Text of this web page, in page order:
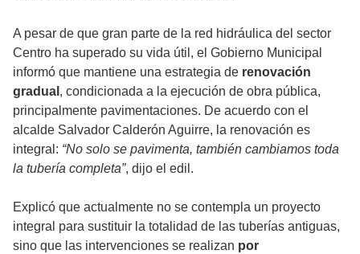
A pesar de que gran parte de la red hidráulica del sector
Centro ha superado su vida útil, el Gobierno Municipal
informó que mantiene una estrategia de renovación
gradual , condicionada a la ejecución de obra pública,
principalmente pavimentaciones. De acuerdo con el
alcalde Salvador Calderón Aguirre, la renovación es
integral: “No solo se pavimenta, también cambiamos toda
la tubería completa”, dijo el edil.
Explicó que actualmente no se contempla un proyecto
integral para sustituir la totalidad de las tuberías antiguas,
sino que las intervenciones se realizan por